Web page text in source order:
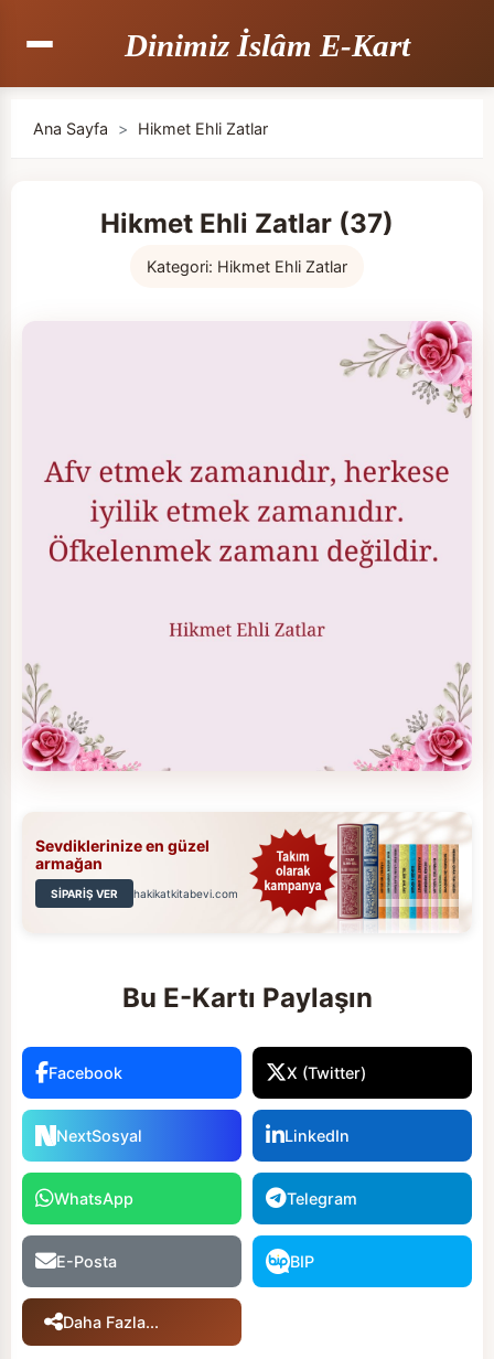
Dinimiz İslâm E-Kart
Ana Sayfa > Hikmet Ehli Zatlar
Hikmet Ehli Zatlar (37)
Kategori: Hikmet Ehli Zatlar
Sevdiklerinize en güzel
armağan
SİPARİŞ VER hakikatkitabevi.com
Bu E-Kartı Paylaşın
Facebook X (Twitter)
NextSosyal LinkedIn
WhatsApp Telegram
E-Posta BIP
Daha Fazla...